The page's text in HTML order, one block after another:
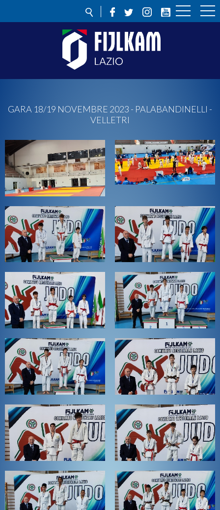
GARA 18/19 NOVEMBRE 2023 - PALABANDINELLI -
VELLETRI